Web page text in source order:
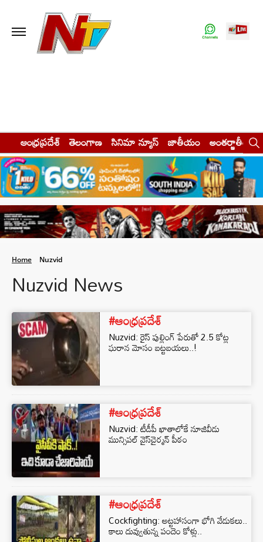
ఆంధ్రప్రదేశ్ తెలంగాణ సినిమా న్యూస్ జాతీయం అంతర్జాతీయం
Home Nuzvid
Nuzvid News
#ఆంధ్రప్రదేశ్
Nuzvid: రైస్ పుల్లింగ్ పేరుతో 2.5 కోట్ల
ఘరాన మోసం బట్టబయలు..!
#ఆంధ్రప్రదేశ్
Nuzvid: టీడీపీ ఖాతాలోకే నూజివీడు
మున్సిపల్‌ వైస్‌చైర్మన్‌ పీఠం
#ఆంధ్రప్రదేశ్
Cockfighting: అట్టహాసంగా భోగి వేడుకలు..
కాలు దువ్వుతున్న పందెం కోళ్లు..